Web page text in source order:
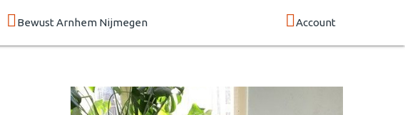
Bewust Arnhem Nijmegen Account